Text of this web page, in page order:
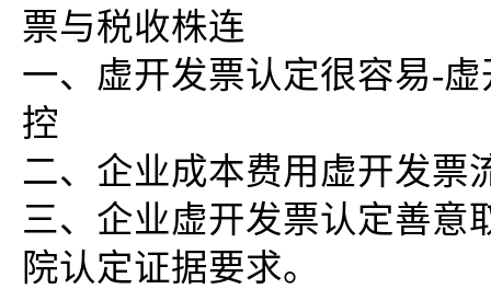
票与税收株连
一、虚开发票认定很容易-
控
二、企业成本费用虚开发票
三、企业虚开发票认定善意
院认定证据要求。